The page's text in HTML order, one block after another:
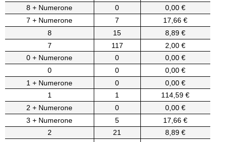
8 + Numerone
0
0,00 €
7 + Numerone
7
17,66 €
8
15
8,89 €
7
117
2,00 €
0 + Numerone
0
0,00 €
0
0
0,00 €
1 + Numerone
0
0,00 €
1
1
114,59 €
2 + Numerone
0
0,00 €
3 + Numerone
5
17,66 €
2
21
8,89 €